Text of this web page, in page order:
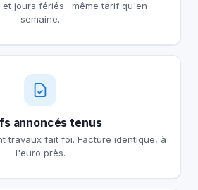
et jours fériés : même tarif qu'en
semaine.
annoncés tenus
travaux fait foi. Facture identique, à
l'euro près.